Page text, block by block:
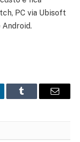
PC via Ubisoft
Android.
Tumblr Email